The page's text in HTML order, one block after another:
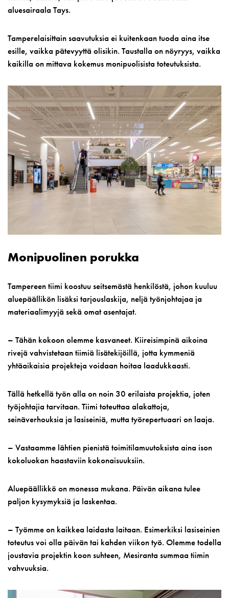
aluesairaala Tays.
Tamperelaisittain saavutuksia ei kuitenkaan tuoda aina itse
esille, vaikka pätevyyttä olisikin. Taustalla on nöyryys, vaikka
kaikilla on mittava kokemus monipuolisista toteutuksista.
Monipuolinen porukka
Tampereen tiimi koostuu seitsemästä henkilöstä, johon kuuluu
aluepäällikön lisäksi tarjouslaskija, neljä työnjohtajaa ja
materiaalimyyjä sekä omat asentajat.
– Tähän kokoon olemme kasvaneet. Kiireisimpinä aikoina
rivejä vahvistetaan tiimiä lisätekijöillä, jotta kymmeniä
yhtäaikaisia projekteja voidaan hoitaa laadukkaasti.
Tällä hetkellä työn alla on noin 30 erilaista projektia, joten
työjohtajia tarvitaan. Tiimi toteuttaa alakattoja,
seinäverhouksia ja lasiseiniä, mutta työrepertuaari on laaja.
– Vastaamme lähtien pienistä toimitilamuutoksista aina ison
kokoluokan haastaviin kokonaisuuksiin.
Aluepäällikkö on monessa mukana. Päivän aikana tulee
paljon kysymyksiä ja laskentaa.
– Työmme on kaikkea laidasta laitaan. Esimerkiksi lasiseinien
toteutus voi olla päivän tai kahden viikon työ. Olemme todella
joustavia projektin koon suhteen, Mesiranta summaa tiimin
vahvuuksia.